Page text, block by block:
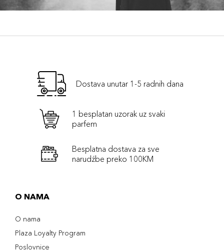
Dostava unutar 1-5 radnih dana
1 besplatan uzorak uz svaki
parfem
Besplatna dostava za sve
narudźbe preko 100KM
O NAMA
O nama
Plaza Loyalty Program
Poslovnice